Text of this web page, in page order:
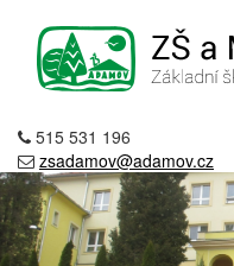
515 531 196
zsadamov@adamov.cz